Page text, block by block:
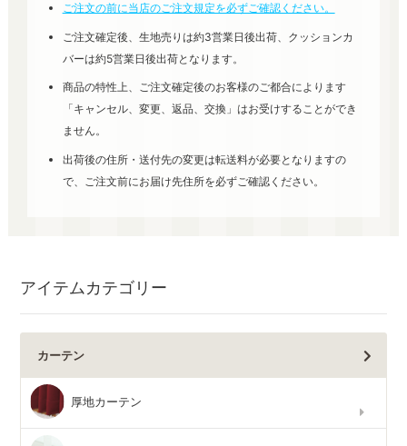
ご注文の前に当店のご注文規定を必ずご確認ください。
ご注文確定後、生地売りは約3営業日後出荷、クッションカ
バーは約5営業日後出荷となります。
商品の特性上、ご注文確定後のお客様のご都合によります
「キャンセル、変更、返品、交換」はお受けすることができ
ません。
出荷後の住所・送付先の変更は転送料が必要となりますの
で、ご注文前にお届け先住所を必ずご確認ください。
アイテムカテゴリー
カーテン
厚地カーテン